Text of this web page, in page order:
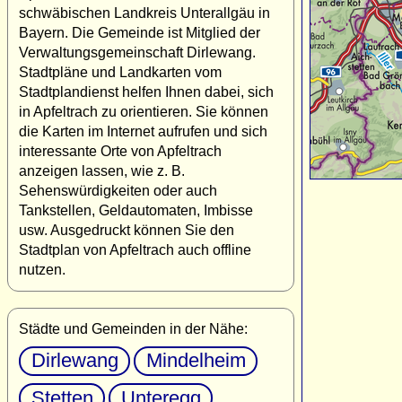
schwäbischen Landkreis Unterallgäu in
Bayern. Die Gemeinde ist Mitglied der
Verwaltungsgemeinschaft Dirlewang.
Stadtpläne und Landkarten vom
Stadtplandienst helfen Ihnen dabei, sich
in Apfeltrach zu orientieren. Sie können
die Karten im Internet aufrufen und sich
interessante Orte von Apfeltrach
anzeigen lassen, wie z. B.
Sehenswürdigkeiten oder auch
Tankstellen, Geldautomaten, Imbisse
usw. Ausgedruckt können Sie den
Stadtplan von Apfeltrach auch offline
nutzen.
Städte und Gemeinden in der Nähe:
Dirlewang
Mindelheim